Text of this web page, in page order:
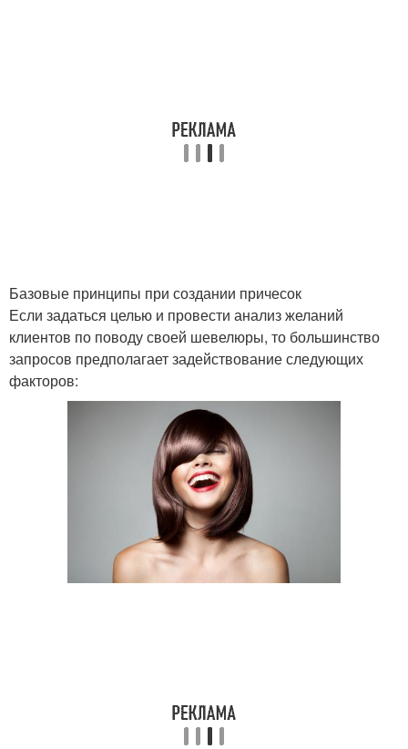
Базовые принципы при создании причесок
Если задаться целью и провести анализ желаний
клиентов по поводу своей шевелюры, то большинство
запросов предполагает задействование следующих
факторов: